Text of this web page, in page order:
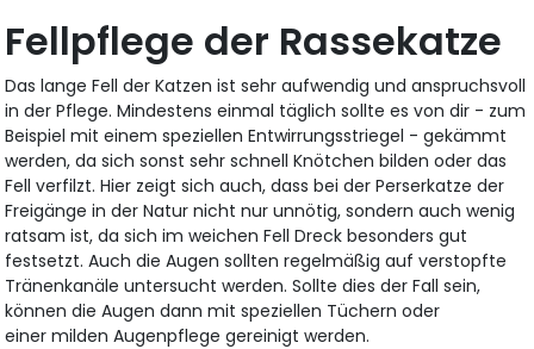
Fellpflege der Rassekatze
Das lange Fell der Katzen ist sehr aufwendig und anspruchsvoll
in der Pflege. Mindestens einmal täglich sollte es von dir - zum
Beispiel mit einem speziellen Entwirrungsstriegel - gekämmt
werden, da sich sonst sehr schnell Knötchen bilden oder das
Fell verfilzt. Hier zeigt sich auch, dass bei der Perserkatze der
Freigänge in der Natur nicht nur unnötig, sondern auch wenig
ratsam ist, da sich im weichen Fell Dreck besonders gut
festsetzt. Auch die Augen sollten regelmäßig auf verstopfte
Tränenkanäle untersucht werden. Sollte dies der Fall sein,
können die Augen dann mit speziellen Tüchern oder
einer milden Augenpflege gereinigt werden.